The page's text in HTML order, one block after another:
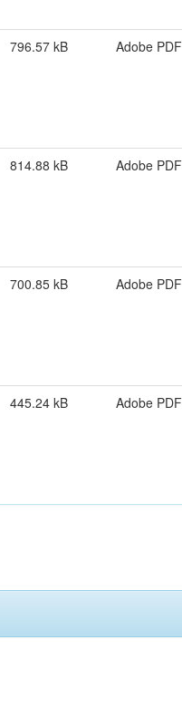
796.57 kB Adobe PDF
814.88 kB Adobe PDF
700.85 kB Adobe PDF
445.24 kB Adobe PDF